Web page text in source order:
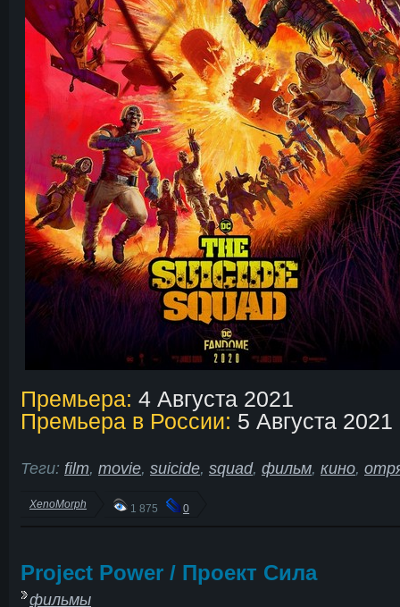
Премьера: 4 Августа 2021
Премьера в России: 5 Августа 2021
Теги: film, movie, suicide, squad, фильм, кино,
XenoMorph 1 875 0
Project Power / Проект Сила
фильмы